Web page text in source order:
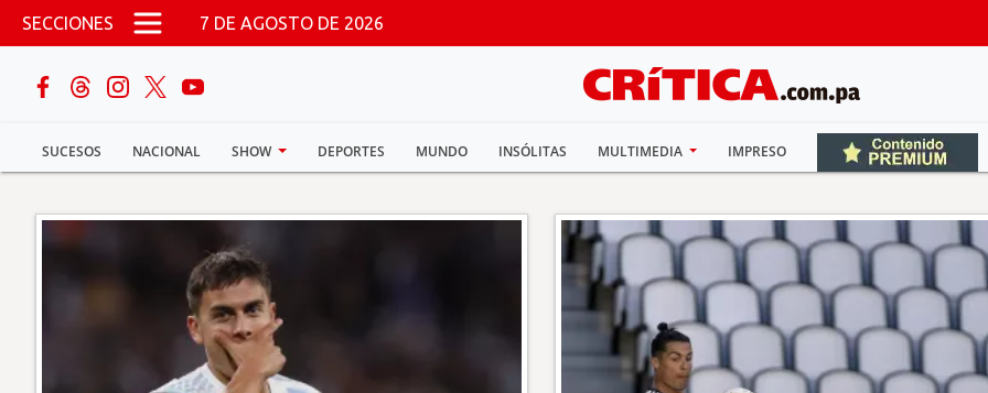
Pasar al contenido principal
SECCIONES 7 DE AGOSTO DE 2026
SUCESOS NACIONAL SHOW DEPORTES MUNDO INSÓLITAS MULTIMEDIA IMPRESO
buscar
Sucesos
Nacional
Política